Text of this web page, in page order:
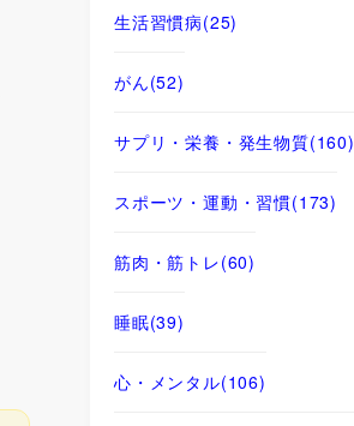
生活習慣病(25)
がん(52)
サプリ・栄養・発生物質(160)
スポーツ・運動・習慣(173)
筋肉・筋トレ(60)
睡眠(39)
心・メンタル(106)